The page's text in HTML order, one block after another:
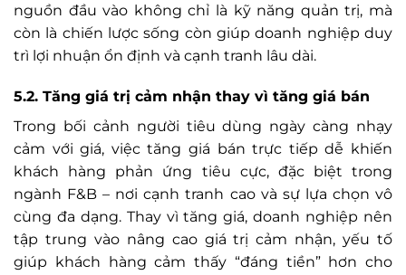
nguồn đầu vào không chỉ là kỹ năng quản trị, mà
còn là chiến lược sống còn giúp doanh nghiệp duy
trì lợi nhuận ổn định và cạnh tranh lâu dài.
5.2. Tăng giá trị cảm nhận thay vì tăng giá bán
Trong bối cảnh người tiêu dùng ngày càng nhạy
cảm với giá, việc tăng giá bán trực tiếp dễ khiến
khách hàng phản ứng tiêu cực, đặc biệt trong
ngành F&B – nơi cạnh tranh cao và sự lựa chọn vô
cùng đa dạng. Thay vì tăng giá, doanh nghiệp nên
tập trung vào nâng cao giá trị cảm nhận, yếu tố
giúp khách hàng cảm thấy “đáng tiền” hơn cho